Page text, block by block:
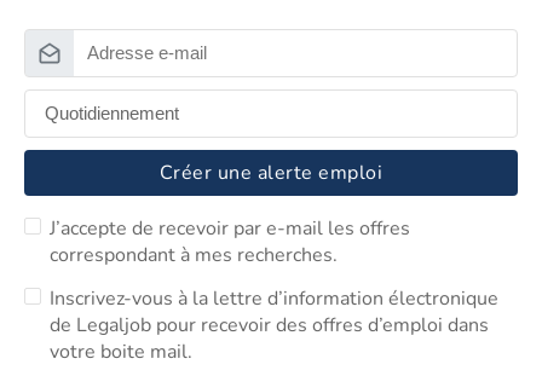
Créer une alerte emploi
J’accepte de recevoir par e-mail les offres
correspondant à mes recherches.
Inscrivez-vous à la lettre d’information électronique
de Legaljob pour recevoir des offres d’emploi dans
votre boite mail.